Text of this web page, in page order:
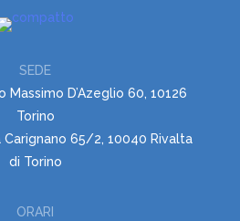
SEDE
Massimo D’Azeglio 60, 10126
Torino
Carignano 65/2, 10040 Rivalta
di Torino
ORARI